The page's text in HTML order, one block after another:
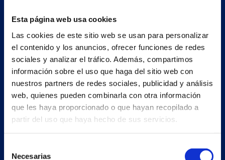
Esta página web usa cookies
Las cookies de este sitio web se usan para personalizar
el contenido y los anuncios, ofrecer funciones de redes
sociales y analizar el tráfico. Además, compartimos
información sobre el uso que haga del sitio web con
nuestros partners de redes sociales, publicidad y análisis
web, quienes pueden combinarla con otra información
que les haya proporcionado o que hayan recopilado a
partir del uso que haya hecho de sus servicios.
Necesarias
Nave principal y oficinas
Estrada Porto Cabeiro, 35
Vilar de Infesta 36815
Redondela
Pontevedra - España
+34 986 226 622